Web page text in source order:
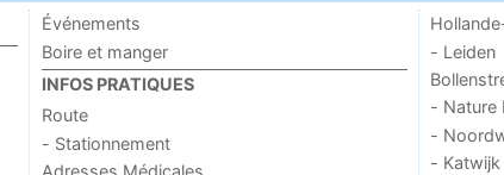
Événements
Boire et manger
INFOS PRATIQUES
Route
- Stationnement
- Leiden
- Nature
-
- Katwijk